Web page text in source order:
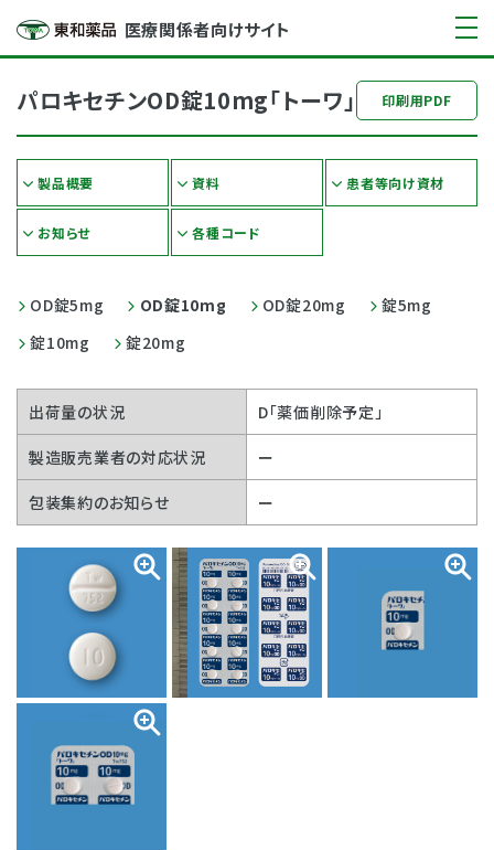
医療関係者向けサイト
パロキセチンOD錠10mg「トーワ」 印刷用PDF
製品概要 資料 患者等向け資材
お知らせ 各種コード
OD錠5mg OD錠10mg OD錠20mg
錠5mg
錠10mg
錠20mg
出荷量の状況 D「薬価削除予定」
製造販売業者の対応状況 ー
包装集約のお知らせ ー